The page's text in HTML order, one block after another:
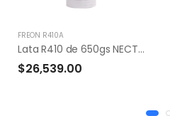
FREON R410A
Lata R410 de 650gs NECTON
$26,539.00